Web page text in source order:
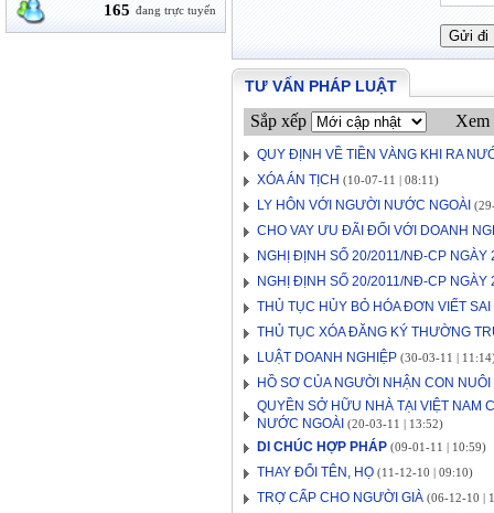
165 đang trực tuyến
TƯ VẤN PHÁP LUẬT
Sắp xếp Xem
QUY ĐỊNH VỀ TIỀN VÀNG KHI RA
XÓA ÁN TỊCH (10-07-11 | 08:11)
LY HÔN VỚI NGƯỜI NƯỚC NGOÀI
CHO VAY ƯU ĐÃI ĐỐI VỚI DOANH
NGHỊ ĐỊNH SỐ 20/2011/NĐ-CP NGÀY
NGHỊ ĐỊNH SỐ 20/2011/NĐ-CP
THỦ TỤC HỦY BỎ HÓA ĐƠN VIẾT SAI
THỦ TỤC XÓA ĐĂNG KÝ THƯỜNG
LUẬT DOANH NGHIỆP (30-03-11 |
HỒ SƠ CỦA NGƯỜI NHẬN CON NUÔI
QUYỀN SỞ HỮU NHÀ TẠI VIỆT NAM
NƯỚC NGOÀI (20-03-11 | 13:52)
DI CHÚC HỢP PHÁP (09-01-11 | 10:59)
THAY ĐỔI TÊN, HỌ (11-12-10 | 09:10)
TRỢ CẤP CHO NGƯỜI GIÀ (06-12-10 |